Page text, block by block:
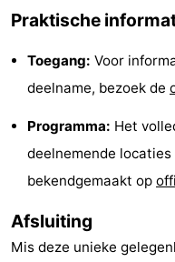
Holland
-
Natuur
Duinen
-
aan
Zee
Bergen
Alkmaar
Egmond
-
Praktische
Toegang: Voor
deelname, bezoek de
Programma: Het
deelnemende
bekendgemaakt op
Afsluiting
Mis deze unieke